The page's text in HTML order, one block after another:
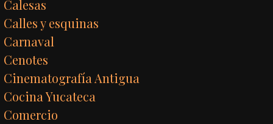
Calesas
Calles y esquinas
Carnaval
Cenotes
Cinematografía Antigua
Cocina Yucateca
Comercio